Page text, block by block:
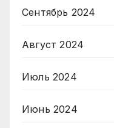
Сентябрь 2024
Август 2024
Июль 2024
Июнь 2024